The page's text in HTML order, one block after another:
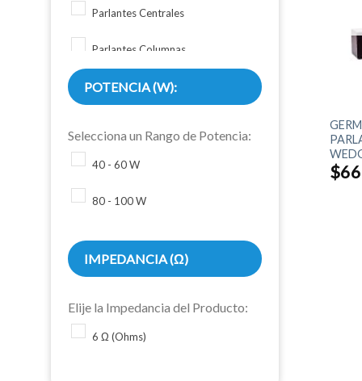
Parlantes Centrales
Parlantes Columnas
POTENCIA (W):
Selecciona un Rango de Potencia:
40 - 60 W
80 - 100 W
IMPEDANCIA (Ω)
Elije la Impedancia del Producto:
6 Ω (Ohms)
$